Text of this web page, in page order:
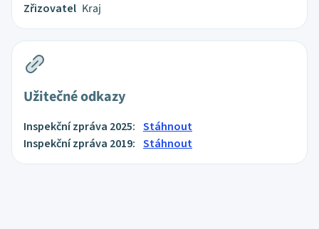
Zřizovatel Kraj
Užitečné odkazy
Inspekční zpráva 2025: Stáhnout
Inspekční zpráva 2019: Stáhnout